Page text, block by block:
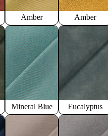
Amber Amber
Mineral Blue Eucalyptus